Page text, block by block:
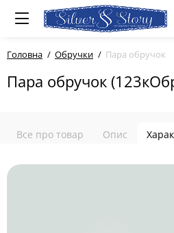
Головна Обручки Пара обручок
Пара обручок
Все про товар Опис